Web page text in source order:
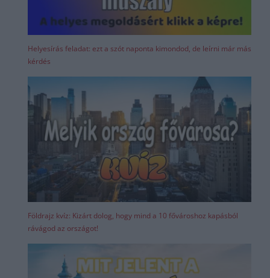
Helyesírás feladat: ezt a szót naponta kimondod, de leírni már más
kérdés
Földrajz kvíz: Kizárt dolog, hogy mind a 10 fővároshoz kapásból
rávágod az országot!